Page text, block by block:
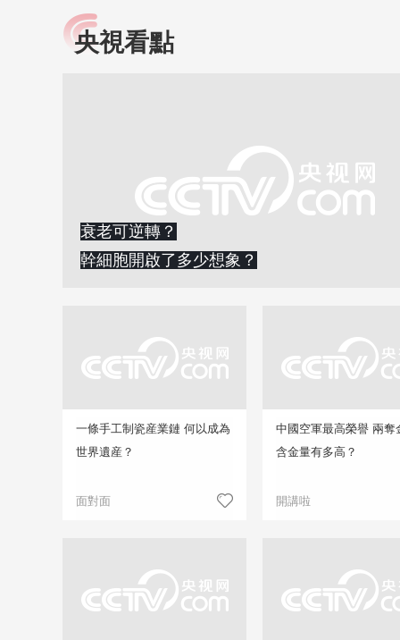
小央視頻
知識！
央視看點
衰老可逆轉？
幹細胞開啟了多少想象？
一條手工制瓷産業鏈 何以成為
世界遺産？
面對面
中國空軍最高榮譽 兩奪
含金量有多高？
開講啦